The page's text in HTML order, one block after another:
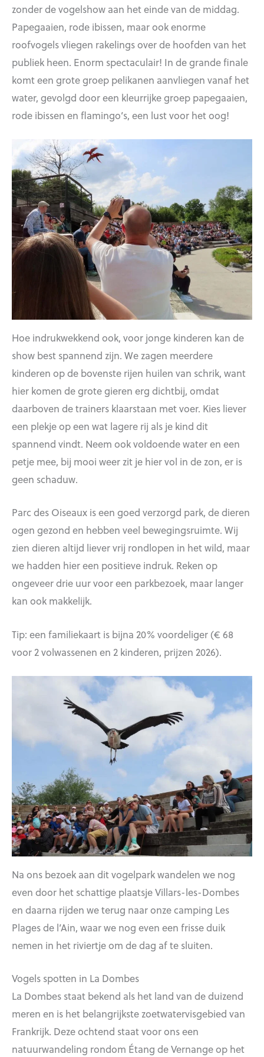
zonder de vogelshow aan het einde van de middag.
Papegaaien, rode ibissen, maar ook enorme
roofvogels vliegen rakelings over de hoofden van het
publiek heen. Enorm spectaculair! In de grande finale
komt een grote groep pelikanen aanvliegen vanaf het
water, gevolgd door een kleurrijke groep papegaaien,
rode ibissen en flamingo’s, een lust voor het oog!
Hoe indrukwekkend ook, voor jonge kinderen kan de
show best spannend zijn. We zagen meerdere
kinderen op de bovenste rijen huilen van schrik, want
hier komen de grote gieren erg dichtbij, omdat
daarboven de trainers klaarstaan met voer. Kies liever
een plekje op een wat lagere rij als je kind dit
spannend vindt. Neem ook voldoende water en een
petje mee, bij mooi weer zit je hier vol in de zon, er is
geen schaduw.
Parc des Oiseaux is een goed verzorgd park, de dieren
ogen gezond en hebben veel bewegingsruimte. Wij
zien dieren altijd liever vrij rondlopen in het wild, maar
we hadden hier een positieve indruk. Reken op
ongeveer drie uur voor een parkbezoek, maar langer
kan ook makkelijk.
Tip: een familiekaart is bijna 20% voordeliger (€ 68
voor 2 volwassenen en 2 kinderen, prijzen 2026).
Na ons bezoek aan dit vogelpark wandelen we nog
even door het schattige plaatsje Villars-les-Dombes
en daarna rijden we terug naar onze camping Les
Plages de l’Ain, waar we nog even een frisse duik
nemen in het riviertje om de dag af te sluiten.
Vogels spotten in La Dombes
La Dombes staat bekend als het land van de duizend
meren en is het belangrijkste zoetwatervisgebied van
Frankrijk. Deze ochtend staat voor ons een
natuurwandeling rondom Étang de Vernange op het